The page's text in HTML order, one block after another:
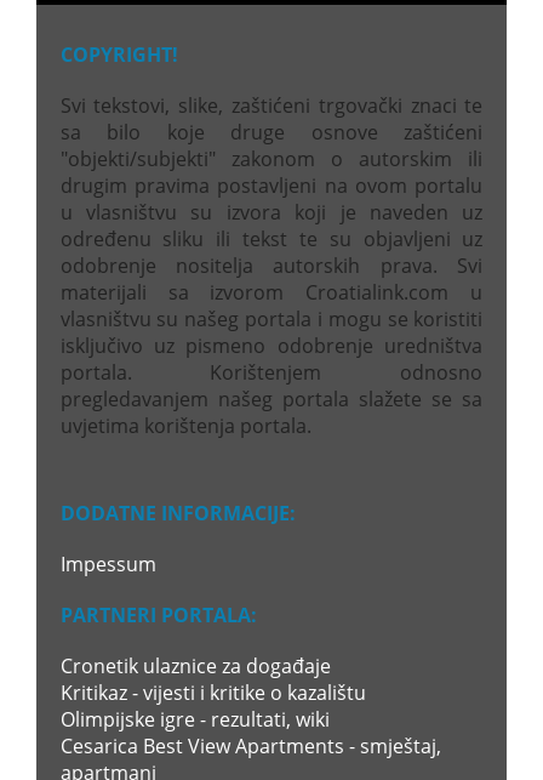
COPYRIGHT!
Svi tekstovi, slike, zaštićeni trgovački znaci te
sa bilo koje druge osnove zaštićeni
"objekti/subjekti" zakonom o autorskim ili
drugim pravima postavljeni na ovom portalu
u vlasništvu su izvora koji je naveden uz
određenu sliku ili tekst te su objavljeni uz
odobrenje nositelja autorskih prava. Svi
materijali sa izvorom Croatialink.com u
vlasništvu su našeg portala i mogu se koristiti
isključivo uz pismeno odobrenje uredništva
portala. Korištenjem odnosno
pregledavanjem našeg portala slažete se sa
uvjetima korištenja portala.
DODATNE INFORMACIJE:
Impessum
PARTNERI PORTALA:
Cronetik ulaznice za događaje
Kritikaz - vijesti i kritike o kazalištu
Olimpijske igre - rezultati, wiki
Cesarica Best View Apartments - smještaj,
apartmani